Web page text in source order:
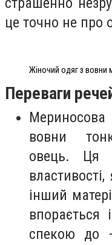
це точно не про
Жіночий одяг з
Переваги
вовни
овець. Ця
інший
спекою до